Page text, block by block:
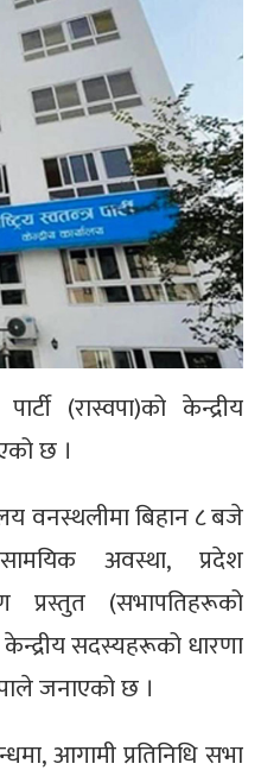
(रास्वपा)को केन्द्रीय
छ ।
वनस्थलीमा बिहान ८ बजे
अवस्था, प्रदेश
प्रस्तुत (सभापतिहरूको
केन्द्रीय सदस्यहरूको धारणा
जनाएको छ ।
आगामी प्रतिनिधि सभा